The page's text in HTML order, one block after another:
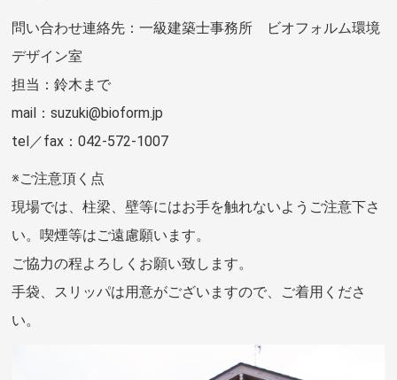
問い合わせ連絡先：一級建築士事務所 ビオフォルム環境
デザイン室
担当：鈴木まで
mail：suzuki@bioform.jp
tel／fax：042-572-1007
※ご注意頂く点
現場では、柱梁、壁等にはお手を触れないようご注意下さ
い。喫煙等はご遠慮願います。
ご協力の程よろしくお願い致します。
手袋、スリッパは用意がございますので、ご着用くださ
い。